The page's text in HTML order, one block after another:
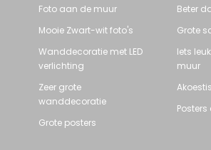
Foto aan de muur
Mooie Zwart-wit foto's
Wanddecoratie met LED
verlichting
Zeer grote
wanddecoratie
Grote posters
Beter
Grote
Iets
muur